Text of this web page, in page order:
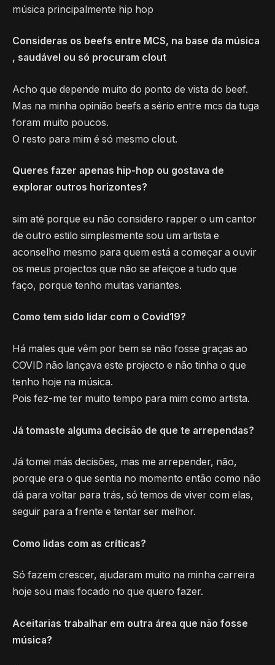
música principalmente hip hop
Consideras os beefs entre MCS, na base da música
, saudável ou só procuram clout
Acho que depende muito do ponto de vista do beef.
Mas na minha opinião beefs a sério entre mcs da tuga
foram muito poucos.
O resto para mim é só mesmo clout.
Queres fazer apenas hip-hop ou gostava de
explorar outros horizontes?
sim até porque eu não considero rapper o um cantor
de outro estilo simplesmente sou um artista e
aconselho mesmo para quem está a começar a ouvir
os meus projectos que não se afeiçoe a tudo que
faço, porque tenho muitas variantes.
Como tem sido lidar com o Covid19?
Há males que vêm por bem se não fosse graças ao
COVID não lançava este projecto e não tinha o que
tenho hoje na música.
Pois fez-me ter muito tempo para mim como artista.
Já tomaste alguma decisão de que te arrependas?
Já tomei más decisões, mas me arrepender, não,
porque era o que sentia no momento então como não
dá para voltar para trás, só temos de viver com elas,
seguir para a frente e tentar ser melhor.
Como lidas com as críticas?
Só fazem crescer, ajudaram muito na minha carreira
hoje sou mais focado no que quero fazer.
Aceitarias trabalhar em outra área que não fosse
música?